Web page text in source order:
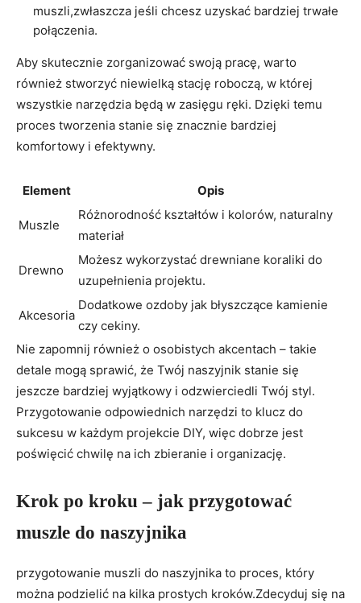
muszli,zwłaszcza jeśli chcesz uzyskać bardziej trwałe
połączenia.
Aby skutecznie zorganizować swoją pracę, warto
również stworzyć niewielką stację roboczą, w której
wszystkie narzędzia będą w zasięgu ręki. Dzięki temu
proces tworzenia stanie się znacznie bardziej
komfortowy i efektywny.
Element Opis
Muszle
Różnorodność kształtów i kolorów, naturalny
materiał
Drewno
Możesz wykorzystać drewniane koraliki do
uzupełnienia projektu.
Akcesoria
Dodatkowe ozdoby jak błyszczące kamienie
czy cekiny.
Nie zapomnij również o osobistych akcentach – takie
detale mogą sprawić, że Twój naszyjnik stanie się
jeszcze bardziej wyjątkowy i odzwierciedli Twój styl.
Przygotowanie odpowiednich narzędzi to klucz do
sukcesu w każdym projekcie DIY, więc dobrze jest
poświęcić chwilę na ich zbieranie i organizację.
Krok po kroku – jak przygotować
muszle do naszyjnika
przygotowanie muszli do naszyjnika to proces, który
można podzielić na kilka prostych kroków.Zdecyduj się na